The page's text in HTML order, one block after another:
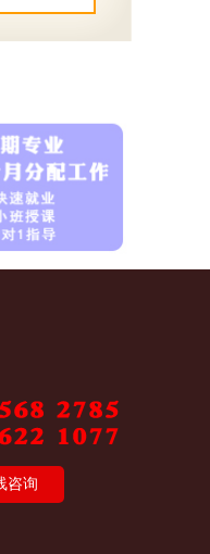
咨询